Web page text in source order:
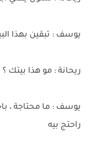
يوسف : تبقين بهذا
ريحانة : مو هذا بيتك ؟
يوسف : ما محتاجة ،
راحتج بيه